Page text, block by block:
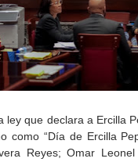
ley que declara a Ercilla
como “Día de Ercilla
Reyes; Omar